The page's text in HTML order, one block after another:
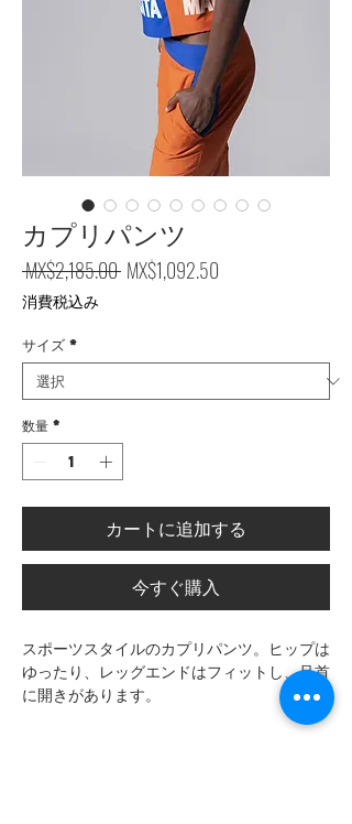
カプリパンツ
MX$2,185.00 通常価格
MX$1,092.50
消費税込み
サイズ *
数量 *
カートに追加する
今すぐ購入
スポーツスタイルのカプリパンツ。ヒップは
ゆったり、レッグエンドはフィットし、足首
に開きがあります。